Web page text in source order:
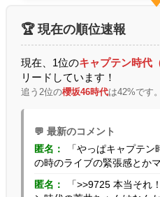
🏆 現在の順位速報
現在、1位のキャプテン時代
リードしています！
追う2位の櫻坂46時代は42%です。
💬 最新のコメント
匿名：
「やっぱキャプテ
の時のライブの緊張感とか
匿名：
「>>9725 本当それ